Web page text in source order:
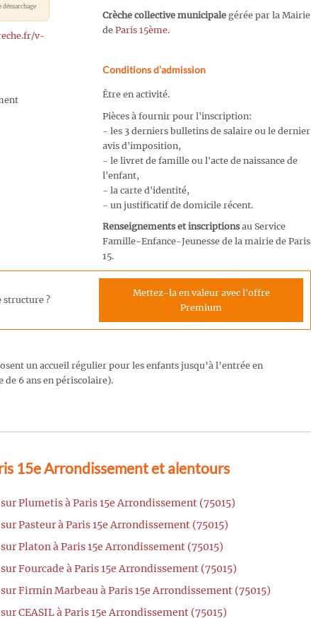
v-
Crèche collective municipalegérée par la Mairie
de Paris 15ème.
Conditions d'admission
Être en activité.
Pièces à fournir pour l'inscription:
- les 3 derniers bulletins de salaire ou le dernier
avis d'imposition,
- le livret de famille ou l'acte de naissance de
l'enfant,
- la carte d'identité,
- un justificatif de domicile récent.
Renseignements et inscriptionsau Service
Famille-Enfance-Jeunesse de la mairie de Paris
15.
structure ?
Mettez-la en valeur avec l'offre
Premium
un accueil régulier pour les enfants jusqu’à l’entrée en
de 6 ans en périscolaire).
15e Arrondissement et alentours
Plumetis à Paris 15e Arrondissement (75015)
Pasteur à Paris 15e Arrondissement (75015)
Platon à Paris 15e Arrondissement (75015)
Fourcade à Paris 15e Arrondissement (75015)
Firmin Marbeau à Paris 15e Arrondissement (75015)
CEASIL à Paris 15e Arrondissement (75015)